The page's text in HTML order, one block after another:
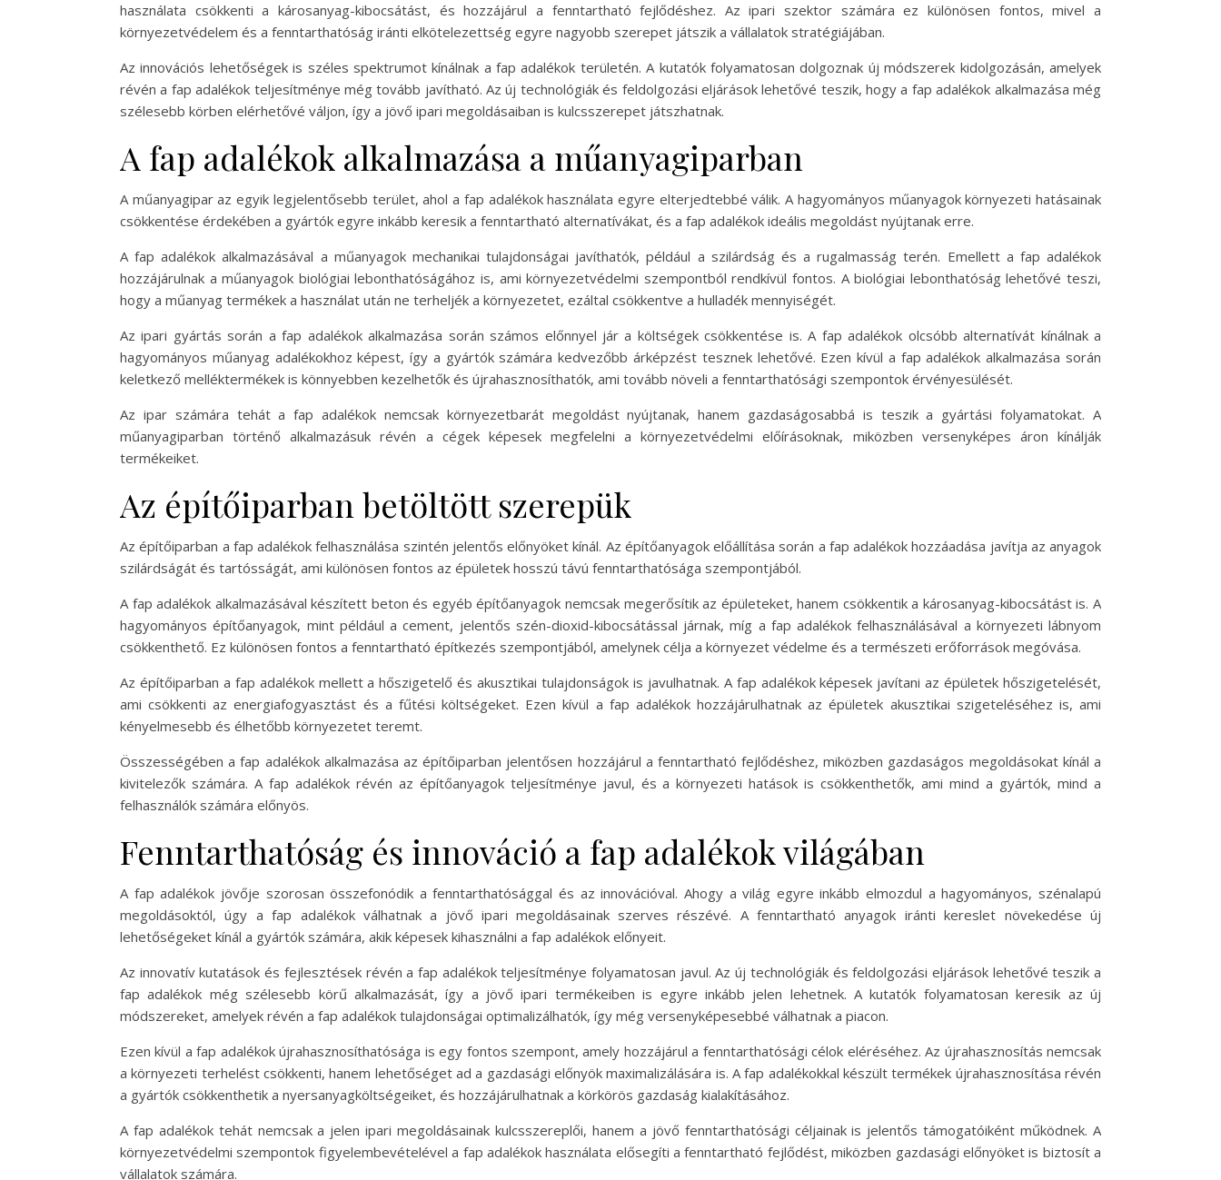
használata csökkenti a károsanyag-kibocsátást, és hozzájárul a fenntartható fejlődéshez. Az ipari szektor számára ez különösen fontos, mivel a
környezetvédelem és a fenntarthatóság iránti elkötelezettség egyre nagyobb szerepet játszik a vállalatok stratégiájában.
Az innovációs lehetőségek is széles spektrumot kínálnak a fap adalékok területén. A kutatók folyamatosan dolgoznak új módszerek kidolgozásán, amelyek
révén a fap adalékok teljesítménye még tovább javítható. Az új technológiák és feldolgozási eljárások lehetővé teszik, hogy a fap adalékok alkalmazása még
szélesebb körben elérhetővé váljon, így a jövő ipari megoldásaiban is kulcsszerepet játszhatnak.
A fap adalékok alkalmazása a műanyagiparban
A műanyagipar az egyik legjelentősebb terület, ahol a fap adalékok használata egyre elterjedtebbé válik. A hagyományos műanyagok környezeti hatásainak
csökkentése érdekében a gyártók egyre inkább keresik a fenntartható alternatívákat, és a fap adalékok ideális megoldást nyújtanak erre.
A fap adalékok alkalmazásával a műanyagok mechanikai tulajdonságai javíthatók, például a szilárdság és a rugalmasság terén. Emellett a fap adalékok
hozzájárulnak a műanyagok biológiai lebonthatóságához is, ami környezetvédelmi szempontból rendkívül fontos. A biológiai lebonthatóság lehetővé teszi,
hogy a műanyag termékek a használat után ne terheljék a környezetet, ezáltal csökkentve a hulladék mennyiségét.
Az ipari gyártás során a fap adalékok alkalmazása során számos előnnyel jár a költségek csökkentése is. A fap adalékok olcsóbb alternatívát kínálnak a
hagyományos műanyag adalékokhoz képest, így a gyártók számára kedvezőbb árképzést tesznek lehetővé. Ezen kívül a fap adalékok alkalmazása során
keletkező melléktermékek is könnyebben kezelhetők és újrahasznosíthatók, ami tovább növeli a fenntarthatósági szempontok érvényesülését.
Az ipar számára tehát a fap adalékok nemcsak környezetbarát megoldást nyújtanak, hanem gazdaságosabbá is teszik a gyártási folyamatokat. A
műanyagiparban történő alkalmazásuk révén a cégek képesek megfelelni a környezetvédelmi előírásoknak, miközben versenyképes áron kínálják
termékeiket.
Az építőiparban betöltött szerepük
Az építőiparban a fap adalékok felhasználása szintén jelentős előnyöket kínál. Az építőanyagok előállítása során a fap adalékok hozzáadása javítja az anyagok
szilárdságát és tartósságát, ami különösen fontos az épületek hosszú távú fenntarthatósága szempontjából.
A fap adalékok alkalmazásával készített beton és egyéb építőanyagok nemcsak megerősítik az épületeket, hanem csökkentik a károsanyag-kibocsátást is. A
hagyományos építőanyagok, mint például a cement, jelentős szén-dioxid-kibocsátással járnak, míg a fap adalékok felhasználásával a környezeti lábnyom
csökkenthető. Ez különösen fontos a fenntartható építkezés szempontjából, amelynek célja a környezet védelme és a természeti erőforrások megóvása.
Az építőiparban a fap adalékok mellett a hőszigetelő és akusztikai tulajdonságok is javulhatnak. A fap adalékok képesek javítani az épületek hőszigetelését,
ami csökkenti az energiafogyasztást és a fűtési költségeket. Ezen kívül a fap adalékok hozzájárulhatnak az épületek akusztikai szigeteléséhez is, ami
kényelmesebb és élhetőbb környezetet teremt.
Összességében a fap adalékok alkalmazása az építőiparban jelentősen hozzájárul a fenntartható fejlődéshez, miközben gazdaságos megoldásokat kínál a
kivitelezők számára. A fap adalékok révén az építőanyagok teljesítménye javul, és a környezeti hatások is csökkenthetők, ami mind a gyártók, mind a
felhasználók számára előnyös.
Fenntarthatóság és innováció a fap adalékok világában
A fap adalékok jövője szorosan összefonódik a fenntarthatósággal és az innovációval. Ahogy a világ egyre inkább elmozdul a hagyományos, szénalapú
megoldásoktól, úgy a fap adalékok válhatnak a jövő ipari megoldásainak szerves részévé. A fenntartható anyagok iránti kereslet növekedése új
lehetőségeket kínál a gyártók számára, akik képesek kihasználni a fap adalékok előnyeit.
Az innovatív kutatások és fejlesztések révén a fap adalékok teljesítménye folyamatosan javul. Az új technológiák és feldolgozási eljárások lehetővé teszik a
fap adalékok még szélesebb körű alkalmazását, így a jövő ipari termékeiben is egyre inkább jelen lehetnek. A kutatók folyamatosan keresik az új
módszereket, amelyek révén a fap adalékok tulajdonságai optimalizálhatók, így még versenyképesebbé válhatnak a piacon.
Ezen kívül a fap adalékok újrahasznosíthatósága is egy fontos szempont, amely hozzájárul a fenntarthatósági célok eléréséhez. Az újrahasznosítás nemcsak
a környezeti terhelést csökkenti, hanem lehetőséget ad a gazdasági előnyök maximalizálására is. A fap adalékokkal készült termékek újrahasznosítása révén
a gyártók csökkenthetik a nyersanyagköltségeiket, és hozzájárulhatnak a körkörös gazdaság kialakításához.
A fap adalékok tehát nemcsak a jelen ipari megoldásainak kulcsszereplői, hanem a jövő fenntarthatósági céljainak is jelentős támogatóiként működnek. A
környezetvédelmi szempontok figyelembevételével a fap adalékok használata elősegíti a fenntartható fejlődést, miközben gazdasági előnyöket is biztosít a
vállalatok számára.